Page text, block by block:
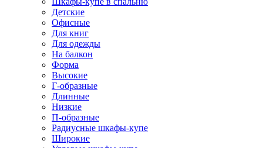
Детские
Офисные
Для книг
Для одежды
На балкон
Форма
Высокие
Г-образные
Длинные
Низкие
П-образные
Радиусные шкафы-купе
Широкие